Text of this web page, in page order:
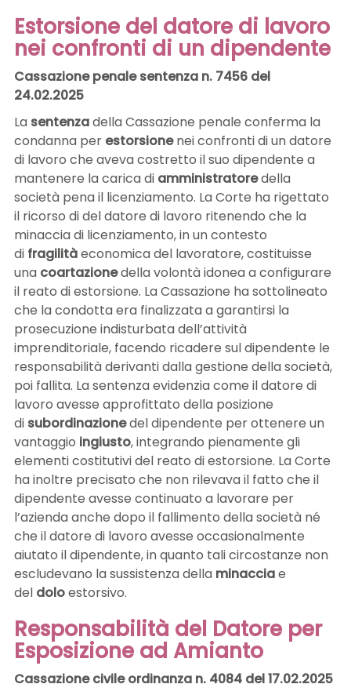
Estorsione del datore di lavoro
nei confronti di un dipendente
Cassazione penale sentenza n. 7456 del
24.02.2025
La sentenzadella Cassazione penale conferma la
condanna per estorsione nei confronti di un datore
di lavoro che aveva costretto il suo dipendente a
mantenere la carica di amministratoredella
società pena il licenziamento. La Corte ha rigettato
il ricorso di del datore di lavoro ritenendo che la
minaccia di licenziamento, in un contesto
di fragilitàeconomica del lavoratore, costituisse
una coartazionedella volontà idonea a configurare
il reato di estorsione. La Cassazione ha sottolineato
che la condotta era finalizzata a garantirsi la
prosecuzione indisturbata dell’attività
imprenditoriale, facendo ricadere sul dipendente le
responsabilità derivanti dalla gestione della società,
poi fallita. La sentenza evidenzia come il datore di
lavoro avesse approfittato della posizione
di subordinazionedel dipendente per ottenere un
vantaggio ingiusto, integrando pienamente gli
elementi costitutivi del reato di estorsione. La Corte
ha inoltre precisato che non rilevava il fatto che il
dipendente avesse continuato a lavorare per
l’azienda anche dopo il fallimento della società né
che il datore di lavoro avesse occasionalmente
aiutato il dipendente, in quanto tali circostanze non
escludevano la sussistenza della minacciae
del doloestorsivo.
Responsabilità del Datore per
Esposizione ad Amianto
Cassazione civile ordinanza n. 4084 del 17.02.2025